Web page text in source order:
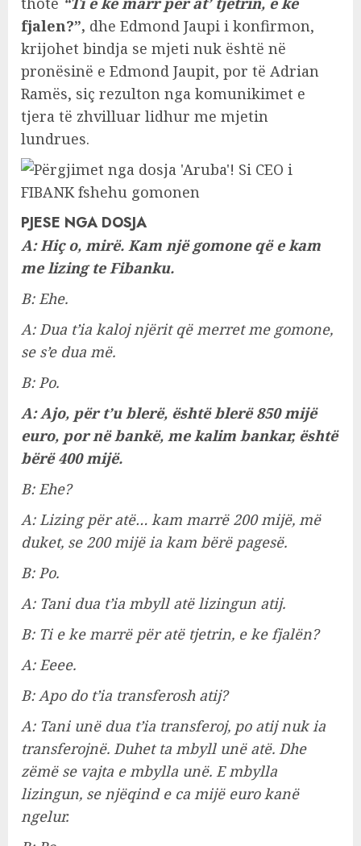
fjalen?”, dhe Edmond Jaupi i konfirmon,
krijohet bindja se mjeti nuk është në
pronësinë e Edmond Jaupit, por të Adrian
Ramës, siç rezulton nga komunikimet e
tjera të zhvilluar lidhur me mjetin
lundrues.
PJESE NGA DOSJA
A: Hiç o, mirë. Kam një gomone që e kam
me lizing te Fibanku.
B: Ehe.
A: Dua t’ia kaloj njërit që merret me gomone,
se s’e dua më.
B: Po.
A: Ajo, për t’u blerë, është blerë 850 mijë
euro, por në bankë, me kalim bankar, është
bërë 400 mijë.
B: Ehe?
A: Lizing për atë… kam marrë 200 mijë, më
duket, se 200 mijë ia kam bërë pagesë.
B: Po.
A: Tani dua t’ia mbyll atë lizingun atij.
B: Ti e ke marrë për atë tjetrin, e ke fjalën?
A: Eeee.
B: Apo do t’ia transferosh atij?
A: Tani unë dua t’ia transferoj, po atij nuk ia
transferojnë. Duhet ta mbyll unë atë. Dhe
zëmë se vajta e mbylla unë. E mbylla
lizingun, se njëqind e ca mijë euro kanë
ngelur.